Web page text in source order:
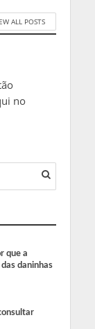
ALL POSTS
no
que a
daninhas